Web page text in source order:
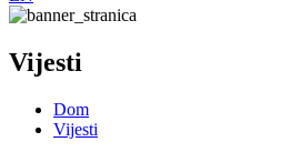
Vijesti
Dom
Vijesti